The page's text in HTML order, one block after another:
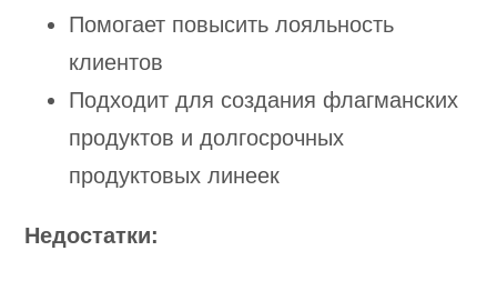
Помогает повысить лояльность
клиентов
Подходит для создания флагманских
продуктов и долгосрочных
продуктовых линеек
Недостатки: